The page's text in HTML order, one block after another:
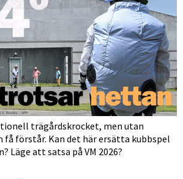
trägårdskrocket, men utan
få förstår. Kan det här ersätta kubbspel
Läge att satsa på VM 2026?